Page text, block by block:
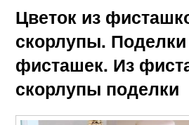
Руки из скорлупы
Елочка из скорлупы
Цветок из
скорлупы. Поделки
фисташек. Из
скорлупы поделки